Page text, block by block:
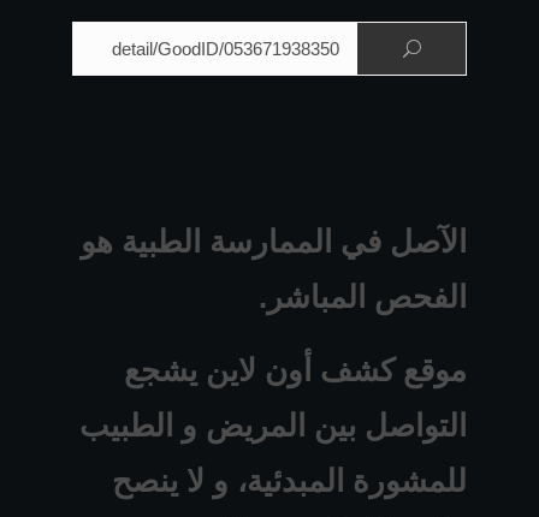
الآصل في الممارسة الطبية هو
الفحص المباشر.
موقع كشف أون لاين يشجع
التواصل بين المريض و الطبيب
للمشورة المبدئية، و لا ينصح